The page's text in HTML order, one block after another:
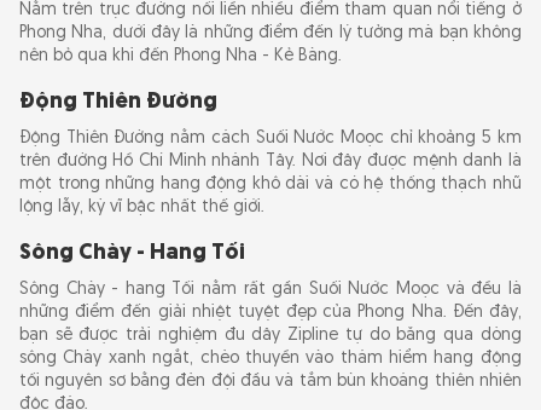
Nằm trên trục đường nối liền nhiều điểm tham quan nổi tiếng ở
Phong Nha, dưới đây là những điểm đến lý tưởng mà bạn không
nên bỏ qua khi đến Phong Nha - Kẻ Bàng.
Động Thiên Đường
Động Thiên Đường nằm cách Suối Nước Moọc chỉ khoảng 5 km
trên đường Hồ Chí Minh nhánh Tây. Nơi đây được mệnh danh là
một trong những hang động khô dài và có hệ thống thạch nhũ
lộng lẫy, kỳ vĩ bậc nhất thế giới.
Sông Chày - Hang Tối
Sông Chày - hang Tối nằm rất gần Suối Nước Moọc và đều là
những điểm đến giải nhiệt tuyệt đẹp của Phong Nha. Đến đây,
bạn sẽ được trải nghiệm đu dây Zipline tự do băng qua dòng
sông Chày xanh ngắt, chèo thuyền vào thám hiểm hang động
tối nguyên sơ bằng đèn đội đầu và tắm bùn khoáng thiên nhiên
độc đáo.